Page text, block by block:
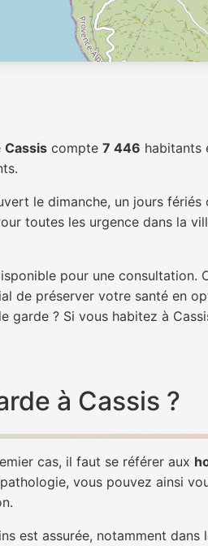
Cassis compte 7 446 habitants
le dimanche, un jours
toutes les urgence dans la
pour une consultation.
de préserver votre santé en
garde ? Si vous habitez à
à Cassis ?
cas, il faut se référer aux
vous pouvez ainsi
est assurée, notamment